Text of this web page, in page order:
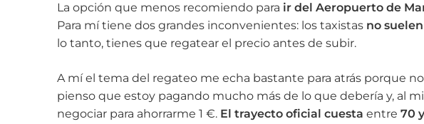
La opción que menos recomiendo para ir del Aeropuerto de
Para mí tiene dos grandes inconvenientes: los taxistas no
lo tanto, tienes que regatear el precio antes de subir.
A mí el tema del regateo me echa bastante para atrás porque
pienso que estoy pagando mucho más de lo que debería y, al
negociar para ahorrarme 1 €. El trayecto oficial cuesta entre 70